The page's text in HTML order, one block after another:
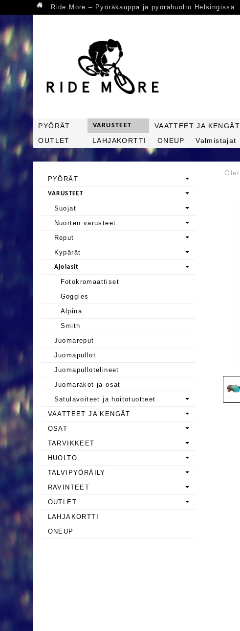
Ride More – Pyöräkauppa ja pyörähuolto Helsingissä
PYÖRÄT VARUSTEET VAATTEET JA KENGÄT
OUTLET
LAHJAKORTTI ONEUP Valmistajat
PYÖRÄT
VARUSTEET
Suojat
Nuorten varusteet
Reput
Kypärät
Ajolasit
Fotokromaattiset
Goggles
Alpina
Smith
Juomareput
Juomapullot
Juomapullotelineet
Juomarakot ja osat
Satulavoiteet ja hoitotuotteet
VAATTEET JA KENGÄT
OSAT
TARVIKKEET
HUOLTO
TALVIPYÖRÄILY
RAVINTEET
OUTLET
LAHJAKORTTI
ONEUP